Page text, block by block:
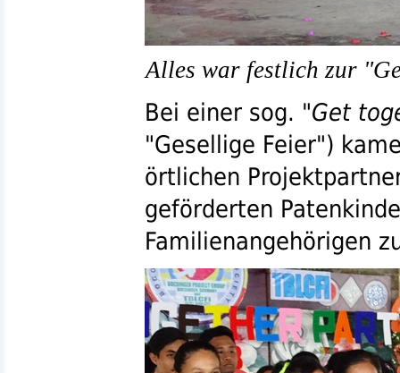
Alles war festlich zur
Bei einer sog. "Get
"Gesellige Feier")
örtlichen
geförderten
Familienangehörigen